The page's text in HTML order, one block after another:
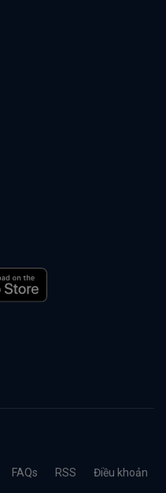
FAQs RSS Điều khoản